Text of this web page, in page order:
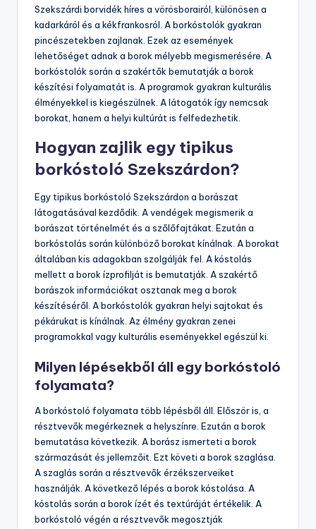
Szekszárdi borvidék híres a vörösborairól, különösen a
kadarkáról és a kékfrankosról. A borkóstolók gyakran
pincészetekben zajlanak. Ezek az események
lehetőséget adnak a borok mélyebb megismerésére. A
borkóstolók során a szakértők bemutatják a borok
készítési folyamatát is. A programok gyakran kulturális
élményekkel is kiegészülnek. A látogatók így nemcsak
borokat, hanem a helyi kultúrát is felfedezhetik.
Hogyan zajlik egy tipikus
borkóstoló Szekszárdon?
Egy tipikus borkóstoló Szekszárdon a borászat
látogatásával kezdődik. A vendégek megismerik a
borászat történelmét és a szőlőfajtákat. Ezután a
borkóstolás során különböző borokat kínálnak. A borokat
általában kis adagokban szolgálják fel. A kóstolás
mellett a borok ízprofilját is bemutatják. A szakértő
borászok információkat osztanak meg a borok
készítéséről. A borkóstolók gyakran helyi sajtokat és
pékárukat is kínálnak. Az élmény gyakran zenei
programokkal vagy kulturális eseményekkel egészül ki.
Milyen lépésekből áll egy borkóstoló
folyamata?
A borkóstoló folyamata több lépésből áll. Először is, a
résztvevők megérkeznek a helyszínre. Ezután a borok
bemutatása következik. A borász ismerteti a borok
származását és jellemzőit. Ezt követi a borok szaglása.
A szaglás során a résztvevők érzékszerveiket
használják. A következő lépés a borok kóstolása. A
kóstolás során a borok ízét és textúráját értékelik. A
borkóstoló végén a résztvevők megosztják